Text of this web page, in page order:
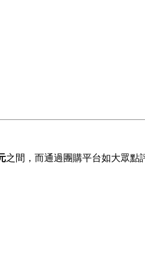
之間，而通過團購平台如大眾點